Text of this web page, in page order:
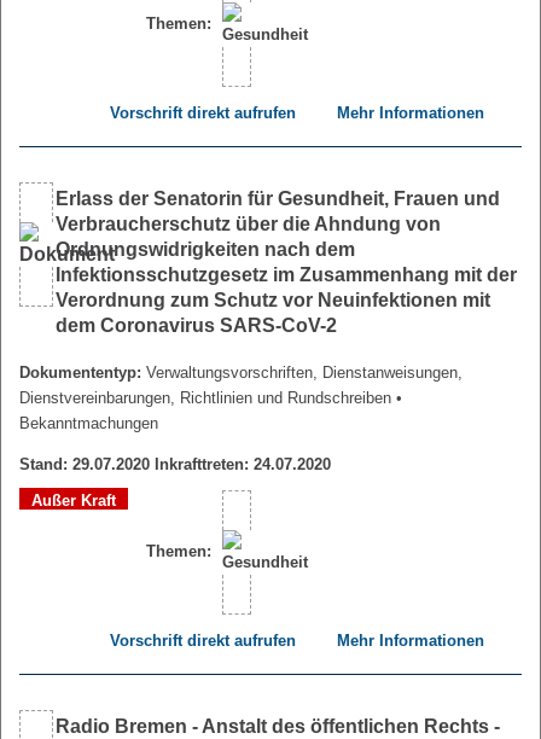
Themen:
Vorschrift direkt aufrufen Mehr Informationen
Erlass der Senatorin für Gesundheit, Frauen und
Verbraucherschutz über die Ahndung von
Ordnungswidrigkeiten nach dem
Infektionsschutzgesetz im Zusammenhang mit der
Verordnung zum Schutz vor Neuinfektionen mit
dem Coronavirus SARS-CoV-2
Dokumententyp: Verwaltungsvorschriften, Dienstanweisungen,
Dienstvereinbarungen, Richtlinien und Rundschreiben •
Bekanntmachungen
Stand: 29.07.2020 Inkrafttreten: 24.07.2020
Außer Kraft
Themen:
Vorschrift direkt aufrufen Mehr Informationen
Radio Bremen - Anstalt des öffentlichen Rechts -